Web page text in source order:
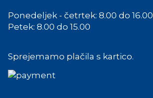
Ponedeljek - četrtek: 8.00 do 16.00
Petek: 8.00 do 15.00
Sprejemamo plačila s kartico.